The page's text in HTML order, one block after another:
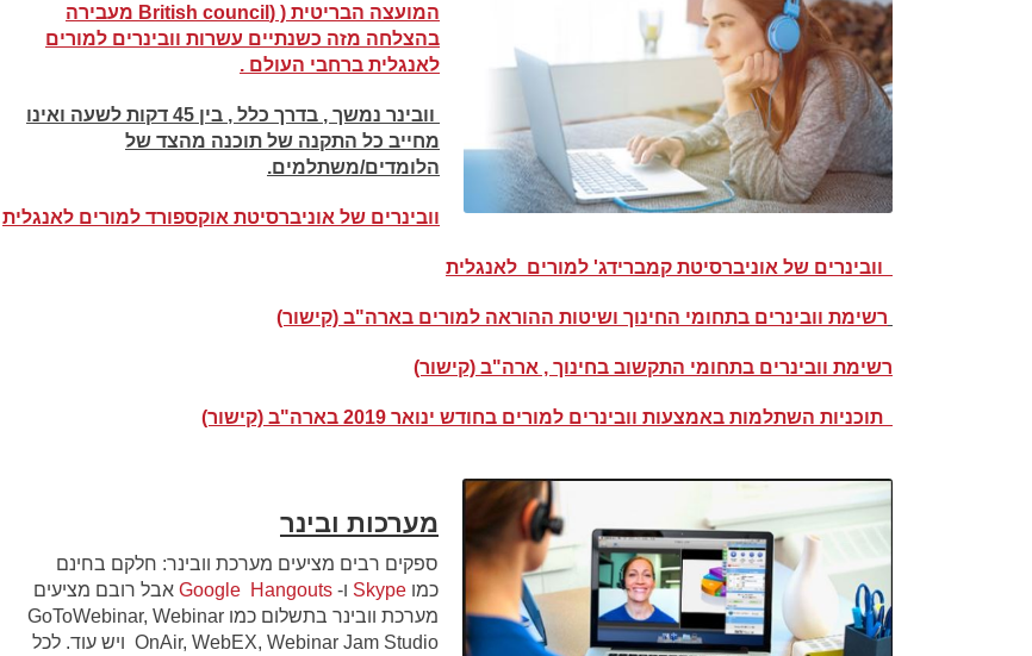
המועצה הבריטית ( (British council מעבירה
בהצלחה מזה כשנתיים עשרות וובינרים למורים
לאנגלית ברחבי העולם .
וובינר נמשך , בדרך כלל , בין 45 דקות לשעה ואינו
מחייב כל התקנה של תוכנה מהצד של
הלומדים/משתלמים.
וובינרים של אוניברסיטת אוקספורד למורים לאנגלית
וובינרים של אוניברסיטת קמברידג' למורים לאנגלית
רשימת וובינרים בתחומי החינוך ושיטות ההוראה למורים בארה"ב (קישור)
רשימת וובינרים בתחומי התקשוב בחינוך , ארה"ב (קישור)
תוכניות השתלמות באמצעות וובינרים למורים בחודש ינואר 2019 בארה"ב (קישור)
מערכות ובינר
ספקים רבים מציעים מערכת וובינר: חלקם בחינם
כמו Skype ו- Google Hangouts אבל רובם מציעים
מערכת וובינר בתשלום כמו GoToWebinar, Webinar
OnAir, WebEX, Webinar Jam Studio ויש עוד. לכל